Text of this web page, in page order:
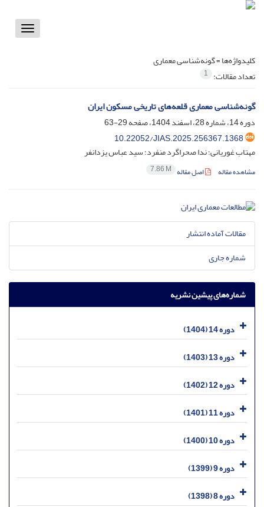
Toggle
کلیدواژه‌ها =گونه‌شناسی معماری
تعداد مقالات: 1
گونه‌شناسی معماری قلعه‌های تاریخی مسکون ایران
دوره 14، شماره 28، اسفند 1404، صفحه
29-63
10.22052/JIAS.2025.256367.1368
مهتاب غوریانی؛ ندا صحراگرد منفرد؛ سید عباس یزدانفر
مشاهده مقاله اصل مقاله 7.86 M
مقالات آماده انتشار
شماره جاری
شماره‌های پیشین نشریه
دوره 14 (1404)
دوره 13 (1403)
دوره 12 (1402)
دوره 11 (1401)
دوره 10 (1400)
دوره 9 (1399)
دوره 8 (1398)